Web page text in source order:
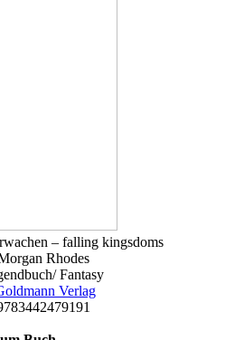
– falling kingsdoms
Rhodes
Fantasy
Verlag